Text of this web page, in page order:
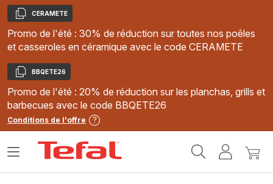
Copier
CERAMETE
Promo de l'été : 30% de réduction sur toutes nos poêles
et casseroles en céramique avec le code CERAMETE
Copier
BBQETE26
Promo de l'été : 20% de réduction sur les planchas, grills et
barbecues avec le code BBQETE26
Conditions de l'offre
MonMon
Ouvrir